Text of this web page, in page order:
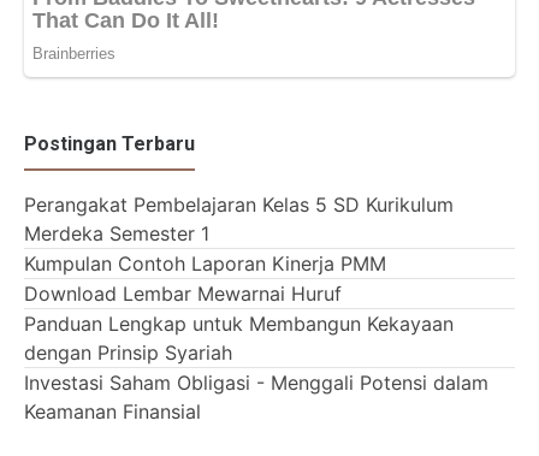
Postingan Terbaru
Perangakat Pembelajaran Kelas 5 SD Kurikulum
Merdeka Semester 1
Kumpulan Contoh Laporan Kinerja PMM
Download Lembar Mewarnai Huruf
Panduan Lengkap untuk Membangun Kekayaan
dengan Prinsip Syariah
Investasi Saham Obligasi - Menggali Potensi dalam
Keamanan Finansial